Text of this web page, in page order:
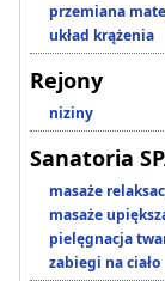
przemiana
układ krążenia
Rejony
niziny
Sanatoria
masaże
masaże
pielęgnacja
zabiegi na ciało